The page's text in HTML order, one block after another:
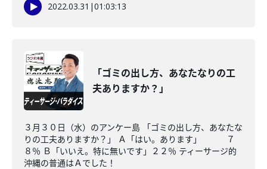
2022.03.31 |01:03:13
「ゴミの出し方、あなたなりの工
夫ありますか？」
３月３０日（水）のアンケー島 「ゴミの出し方、あなたな
りの工夫ありますか？」 Ａ「はい。あります」 ７
８％ Ｂ「いいえ。特に無いです」２２％ ティーサージ的
沖縄の普通はＡでした！